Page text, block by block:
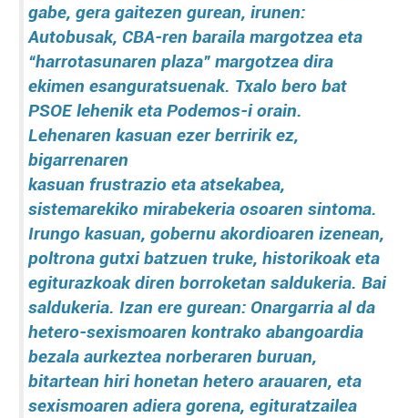
gabe, gera gaitezen gurean, irunen:
Autobusak, CBA-ren baraila margotzea eta
“harrotasunaren plaza” margotzea dira
ekimen esanguratsuenak. Txalo bero bat
PSOE lehenik eta Podemos-i orain.
Lehenaren kasuan ezer berririk ez,
bigarrenaren
kasuan frustrazio eta atsekabea,
sistemarekiko mirabekeria osoaren sintoma.
Irungo kasuan, gobernu akordioaren izenean,
poltrona gutxi batzuen truke, historikoak eta
egiturazkoak diren borroketan saldukeria. Bai
saldukeria. Izan ere gurean: Onargarria al da
hetero-sexismoaren kontrako abangoardia
bezala aurkeztea norberaren buruan,
bitartean hiri honetan hetero arauaren, eta
sexismoaren adiera gorena, egituratzailea